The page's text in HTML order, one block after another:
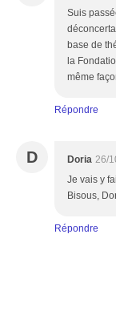
Suis
base de
la
même
Répondre
D Doria 26/
Je vais y
Bisous,
Répondre